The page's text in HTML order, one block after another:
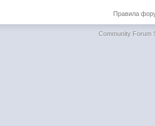
Правила
Community Forum